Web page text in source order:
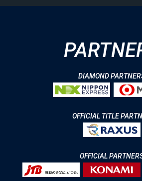
DIAMOND
OFFICIAL TITLE
OFFICIAL